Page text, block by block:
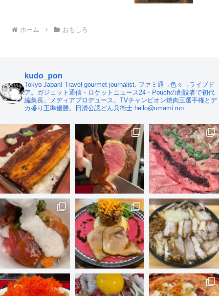
ホーム おもしろ
kudo_pon
Tokyo Japan! Travel gourmet journalist. ファミ通→色々→ライブド
ア。ガジェット通信・ロケットニュース24・Pouchの創設者で初代
編集長。メディアプロデュース。TVチャンピオン焼肉王選手権とデ
カ盛り王準優勝。日清公認どん兵衛士 hello@umami.run